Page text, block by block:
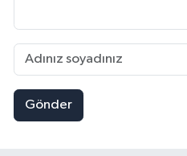
Gönder